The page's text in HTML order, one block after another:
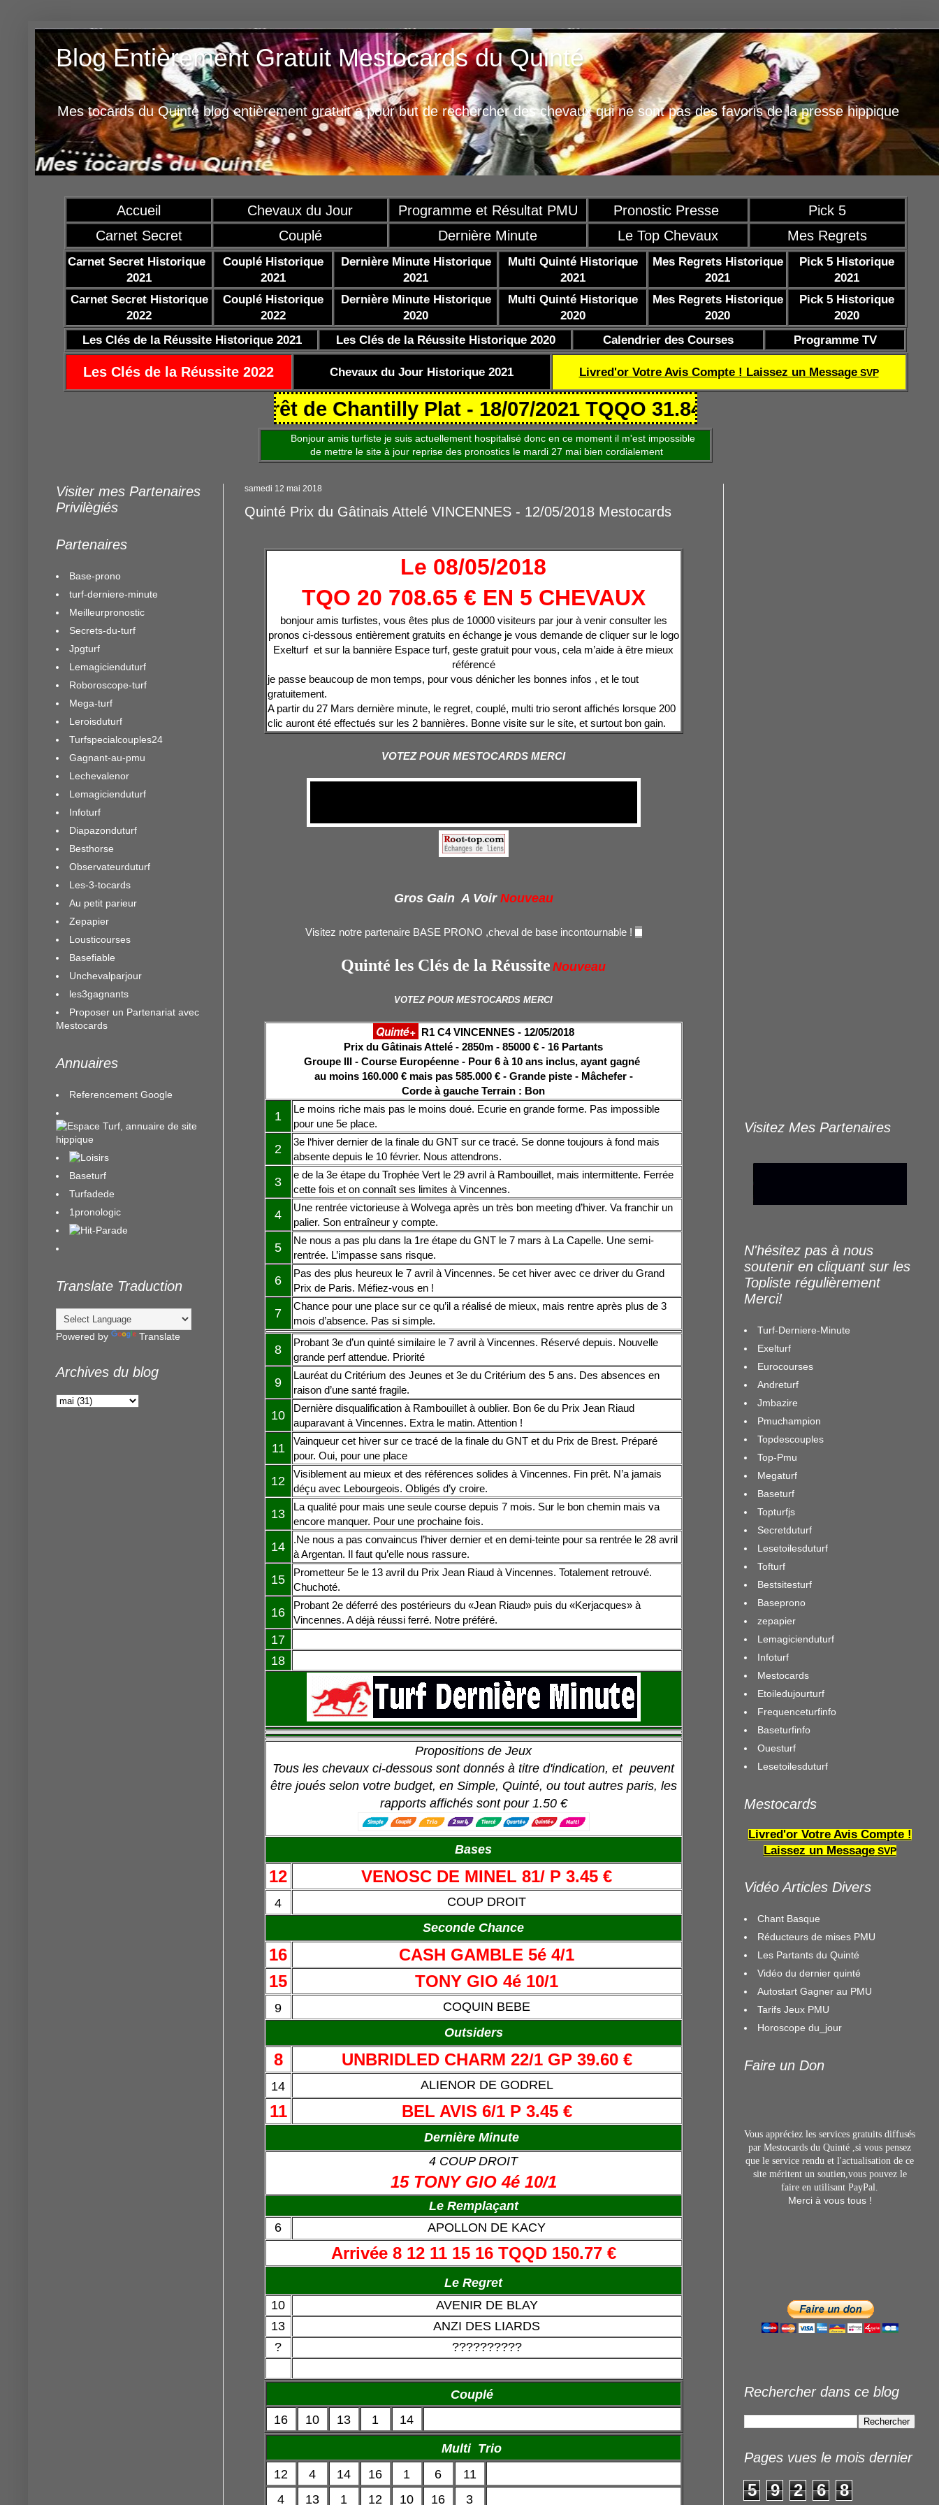
Blog Entièrement Gratuit Mestocards du Quinté
Mes tocards du Quinté blog entièrement gratuit a pour but de rechercher des chevaux qui ne sont pas des favoris de la presse hippique
Accueil Chevaux du Jour Programme et Résultat PMU Pronostic Presse
Pick 5
Carnet Secret
Couplé Dernière Minute Le Top Chevaux Mes Regrets
Carnet Secret Historique
2021
Couplé Historique
2021
Dernière Minute Historique
2021
Multi Quinté Historique
2021
Mes Regrets Historique
2021
Pick 5 Historique
2021
Carnet Secret Historique
2022
Couplé Historique
2022
Dernière Minute Historique
2020
Multi Quinté Historique
2020
Mes Regrets Historique
2020
Pick 5 Historique
2020
Les Clés de la Réussite Historique 2021
Les Clés de la Réussite Historique 2020 Calendrier des Courses Programme TV
Les Clés de la Réussite 2022 Chevaux du Jour Historique 2021 Livred'or Votre Avis Compte ! Laissez un MessageSVP
Prix de la Forêt de Chantilly Plat - 18/07/2021 TQQO 31.846.93 € en 7 ch ---- Quinté Prix
Bonjour amis turfiste je suis actuellement hospitalisé donc en ce moment il m'est impossible
de mettre le site à jour reprise des pronostics le mardi 27 mai bien cordialement
samedi 12 mai 2018
Quinté Prix du Gâtinais Attelé VINCENNES - 12/05/2018 Mestocards
Le 08/05/2018
TQO 20 708.65 € EN 5 CHEVAUX
bonjour amis turfistes, vous êtes plus de 10000 visiteurs par jour à venir consulter les
pronos ci-dessous entièrement gratuits en échange je vous demande de cliquer sur le logo
Exelturf et sur la bannière Espace turf, geste gratuit pour vous, cela m’aide à être mieux
référencé
je passe beaucoup de mon temps, pour vous dénicher les bonnes infos , et le tout
gratuitement.
A partir du 27 Mars dernière minute, le regret, couplé, multi trio seront affichés lorsque 200
clic auront été effectués sur les 2 bannières. Bonne visite sur le site, et surtout bon gain.
VOTEZ POUR MESTOCARDS MERCI
Gros Gain A Voir Nouveau
Visitez notre partenaire BASE PRONO ,cheval de base incontournable !
Quinté les Clés de la Réussite Nouveau
VOTEZ POUR MESTOCARDS MERCI
Quinté+ R1 C4 VINCENNES - 12/05/2018
Prix du Gâtinais Attelé - 2850m - 85000 € - 16 Partants
Groupe III - Course Européenne - Pour 6 à 10 ans inclus, ayant gagné
au moins 160.000 € mais pas 585.000 € - Grande piste - Mâchefer -
Corde à gauche Terrain : Bon
1
Le moins riche mais pas le moins doué. Ecurie en grande forme. Pas impossible
pour une 5e place.
2
3e l‘hiver dernier de la finale du GNT sur ce tracé. Se donne toujours à fond mais
absente depuis le 10 février. Nous attendrons.
3
e de la 3e étape du Trophée Vert le 29 avril à Rambouillet, mais intermittente. Ferrée
cette fois et on connaît ses limites à Vincennes.
4
Une rentrée victorieuse à Wolvega après un très bon meeting d’hiver. Va franchir un
palier. Son entraîneur y compte.
5
Ne nous a pas plu dans la 1re étape du GNT le 7 mars à La Capelle. Une semi-
rentrée. L’impasse sans risque.
6
Pas des plus heureux le 7 avril à Vincennes. 5e cet hiver avec ce driver du Grand
Prix de Paris. Méfiez-vous en !
7
Chance pour une place sur ce qu’il a réalisé de mieux, mais rentre après plus de 3
mois d’absence. Pas si simple.
8
Probant 3e d’un quinté similaire le 7 avril à Vincennes. Réservé depuis. Nouvelle
grande perf attendue. Priorité
9
Lauréat du Critérium des Jeunes et 3e du Critérium des 5 ans. Des absences en
raison d’une santé fragile.
10
Dernière disqualification à Rambouillet à oublier. Bon 6e du Prix Jean Riaud
auparavant à Vincennes. Extra le matin. Attention !
11
Vainqueur cet hiver sur ce tracé de la finale du GNT et du Prix de Brest. Préparé
pour. Oui, pour une place
12
Visiblement au mieux et des références solides à Vincennes. Fin prêt. N’a jamais
déçu avec Lebourgeois. Obligés d’y croire.
13
La qualité pour mais une seule course depuis 7 mois. Sur le bon chemin mais va
encore manquer. Pour une prochaine fois.
14
.Ne nous a pas convaincus l’hiver dernier et en demi-teinte pour sa rentrée le 28 avril
à Argentan. Il faut qu’elle nous rassure.
15
Prometteur 5e le 13 avril du Prix Jean Riaud à Vincennes. Totalement retrouvé.
Chuchoté.
16
Probant 2e déferré des postérieurs du «Jean Riaud» puis du «Kerjacques» à
Vincennes. A déjà réussi ferré. Notre préféré.
17
18
Propositions de Jeux
Tous les chevaux ci-dessous sont donnés à titre d'indication, et peuvent
être joués selon votre budget, en Simple, Quinté, ou tout autres paris, les
rapports affichés sont pour 1.50 €
Bases
12 VENOSC DE MINEL 81/ P 3.45 €
4
COUP DROIT
Seconde Chance
16
CASH GAMBLE 5é 4/1
15
TONY GIO 4é 10/1
9
COQUIN BEBE
Outsiders
8 UNBRIDLED CHARM 22/1 GP 39.60 €
14 ALIENOR DE GODREL
11 BEL AVIS 6/1 P 3.45 €
Dernière Minute
4 COUP DROIT
15 TONY GIO 4é 10/1
Le Remplaçant
6
APOLLON DE KACY
Arrivée 8 12 11 15 16 TQQD 150.77 €
Le Regret
10
AVENIR DE BLAY
13
ANZI DES LIARDS
?
??????????
Couplé
16
10 13 1 14
Multi Trio
12
4 14 16 1 6
11
4
13 1 12 10 16 3
Visiter mes Partenaires
Privilègiés
Partenaires
Base-prono
turf-derniere-minute
Meilleurpronostic
Secrets-du-turf
Jpgturf
Lemagicienduturf
Roboroscope-turf
Mega-turf
Leroisduturf
Turfspecialcouples24
Gagnant-au-pmu
Lechevalenor
Lemagicienduturf
Infoturf
Diapazonduturf
Besthorse
Observateurduturf
Les-3-tocards
Au petit parieur
Zepapier
Lousticourses
Basefiable
Unchevalparjour
les3gagnants
Proposer un Partenariat avec
Mestocards
Annuaires
Referencement Google
Baseturf
Turfadede
1pronologic
Translate Traduction
Powered by Translate
Archives du blog
Visitez Mes Partenaires
N'hésitez pas à nous
soutenir en cliquant sur les
Topliste régulièrement
Merci!
Turf-Derniere-Minute
Exelturf
Eurocourses
Andreturf
Jmbazire
Pmuchampion
Topdescouples
Top-Pmu
Megaturf
Baseturf
Topturfjs
Secretduturf
Lesetoilesduturf
Tofturf
Bestsitesturf
Baseprono
zepapier
Lemagicienduturf
Infoturf
Mestocards
Etoiledujourturf
Frequenceturfinfo
Baseturfinfo
Ouesturf
Lesetoilesduturf
Mestocards
Livred'or Votre Avis Compte !
Laissez un Message SVP
Vidéo Articles Divers
Chant Basque
Réducteurs de mises PMU
Les Partants du Quinté
Vidéo du dernier quinté
Autostart Gagner au PMU
Tarifs Jeux PMU
Horoscope du_jour
Faire un Don
Vous appréciez les services gratuits diffusés
par Mestocards du Quinté ,si vous pensez
que le service rendu et l'actualisation de ce
site méritent un soutien,vous pouvez le
faire en utilisant PayPal.
Merci à vous tous !
Rechercher dans ce blog
Pages vues le mois dernier
5 9 2 6 8